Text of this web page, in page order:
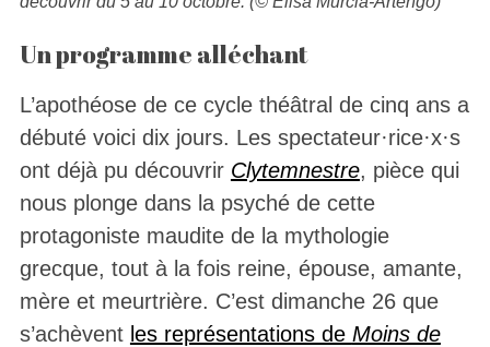
Un programme alléchant
L’apothéose de ce cycle théâtral de cinq ans a
débuté voici dix jours. Les spectateur·rice·x·s
ont déjà pu découvrir Clytemnestre, pièce qui
nous plonge dans la psyché de cette
protagoniste maudite de la mythologie
grecque, tout à la fois reine, épouse, amante,
mère et meurtrière. C’est dimanche 26 que
s’achèvent les représentations de Moins de